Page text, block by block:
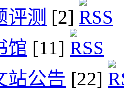
评测 [2]
馆 [11]
站公告 [22]